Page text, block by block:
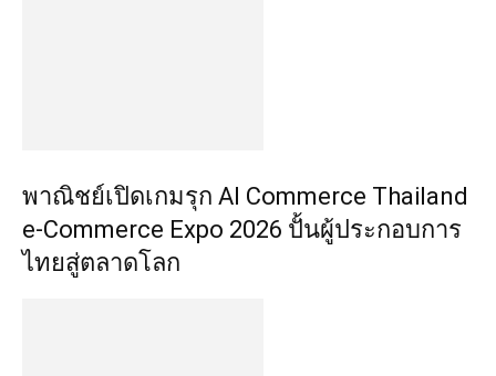
พาณิชย์เปิดเกมรุก AI Commerce Thailand
e-Commerce Expo 2026 ปั้นผู้ประกอบการ
ไทยสู่ตลาดโลก